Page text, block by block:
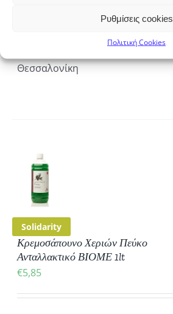
Ρυθμίσεις cookies
Πολιτική Cookies
Κρεμοσάπουνο της Συνεργατικής
Προέλευση:
Θεσσαλονίκη
Solidarity
Κρεμοσάπουνο Χεριών Πεύκο
Ανταλλακτικό ΒΙΟΜΕ 1lt
€5,85